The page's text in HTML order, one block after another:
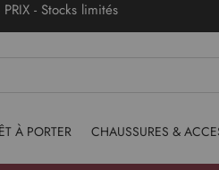
PRIX - Stocks limités
À PORTER CHAUSSURES &